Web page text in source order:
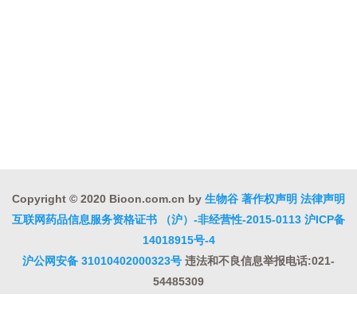
Copyright © 2020 Bioon.com.cn by 生物谷 著作权声明 法律声明
互联网药品信息服务资格证书 （沪）-非经营性-2015-0113 沪ICP备
14018915号-4
沪公网安备 31010402000323号 违法和不良信息举报电话:021-
54485309